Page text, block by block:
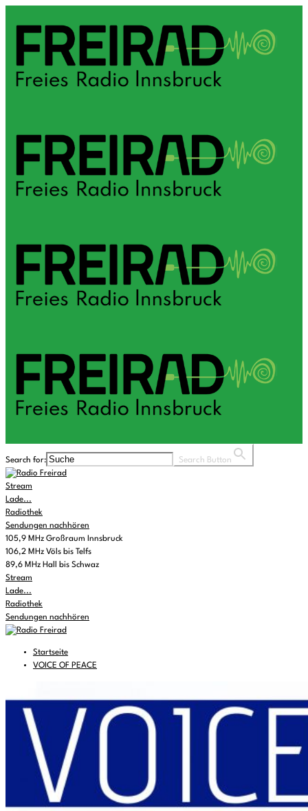
Search for: Search Button
Stream
Lade...
Radiothek
Sendungen nachhören
105,9 MHz Großraum Innsbruck
106,2 MHz Völs bis Telfs
89,6 MHz Hall bis Schwaz
Stream
Lade...
Radiothek
Sendungen nachhören
Startseite
VOICE OF PEACE